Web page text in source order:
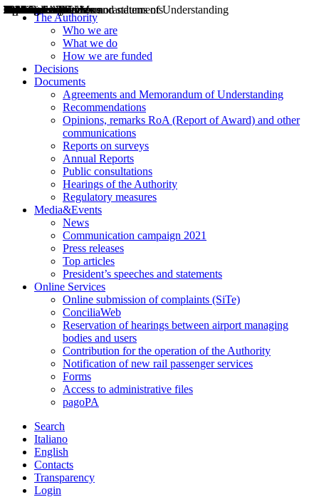
The Authority
Who we are
What we do
How we are funded
Decisions
Documents
Agreements and Memorandum of Understanding
Recommendations
Opinions, remarks RoA (Report of Award) and other
communications
Reports on surveys
Annual Reports
Public consultations
Hearings of the Authority
Regulatory measures
Media&Events
News
Communication campaign 2021
Press releases
Top articles
President’s speeches and statements
Online Services
Online submission of complaints (SiTe)
ConciliaWeb
Reservation of hearings between airport managing
bodies and users
Contribution for the operation of the Authority
Notification of new rail passenger services
Forms
Access to administrative files
pagoPA
Search
Italiano
English
Contacts
Transparency
Login
Decisions
Opinions
Public consultations
Hearings
Recommendations
Agreements and Memorandums of Understanding
Relazioni annuali
Misure di regolazione
News
Press Releases
Bollettini ART
Convegni ART
President’s interviews
Top articles
President’s speeches and statements
2004
2005
2010
2013
2014
2015
2016
2017
2018
2019
202
2020
2021
2022
2023
2024
2025
2026
Aereo
Marittimo
Terrestre